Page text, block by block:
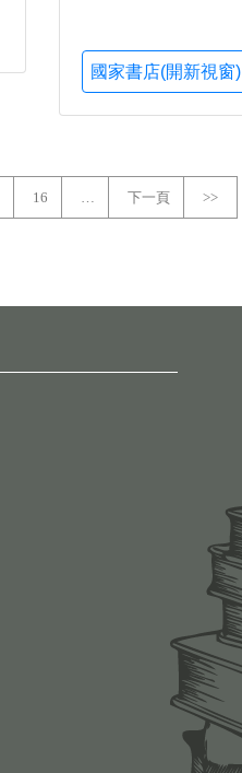
國家書店(開新視窗)
16 下一頁 >>